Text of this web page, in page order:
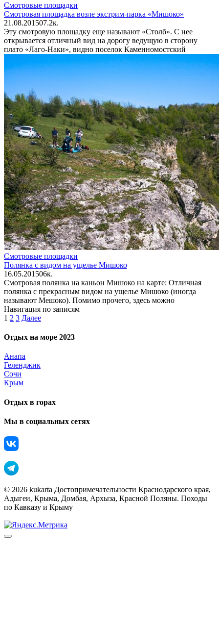
Смотровые площадки
Смотровая площадка возле экстрим-парка «Мишоко»
21.08.201507.2к.
Эту смотровую площадку еще называют «Столб». С нее
открывается отличный вид на дорогу ведущую в сторону
плато «Лаго-Наки», видно поселок Каменномостский
Смотровые площадки
Полянка с видом на ущелье Мишоко
16.05.201506к.
Смотровая полянка на каньон Мишоко на карте: Отличная
полянка с прекрасным видом на ущелье Мишоко (иногда
называют Мешоко). Помимо прочего, здесь можно
Навигация по записям
1 2 3 Далее
Отдых на море 2023
Анапа
Геленджик
Сочи
Крым
Отдых в горах
Мы в социальных сетях
© 2026 kukarta Достопримечательности Краснодарского края,
Адыгеи, Крыма, Домбая, Архыза, Красной Поляны. Походы
по Кавказу и Крыму